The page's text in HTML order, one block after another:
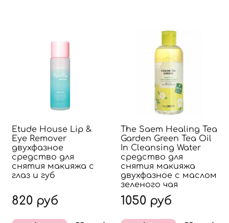
Etude House Lip &
Eye Remover
двухфазное
средство для
снятия макияжа с
глаз и губ
820 руб
The Saem Healing Tea
Garden Green Tea Oil
In Cleansing Water
средство для
снятия макияжа
двухфазное с маслом
зеленого чая
1050 руб